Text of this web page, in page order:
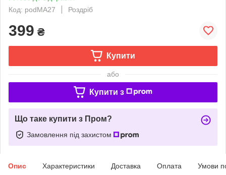
Код: podMA27
Роздріб
399 ₴
Купити
або
Купити з
Що таке купити з Пром?
Замовлення під захистом
Опис Характеристики Доставка Оплата Умови